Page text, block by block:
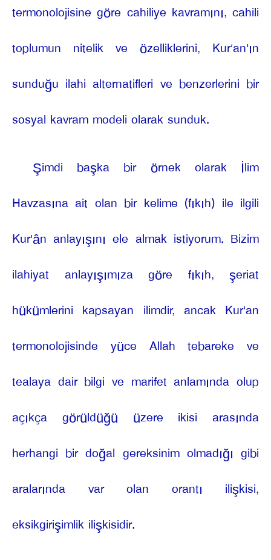
termonolojisine göre cahiliye kavramını, cahili
toplumun nitelik ve özelliklerini, Kur’an'ın
sunduğu ilahi alternatifleri ve benzerlerini bir
sosyal kavram modeli olarak sunduk.
Şimdi başka bir örnek olarak İlim
Havzasına ait olan bir kelime (fıkıh) ile ilgili
Kur'ân anlayışını ele almak istiyorum. Bizim
ilahiyat anlayışımıza göre fıkıh, şeriat
hükümlerini kapsayan ilimdir, ancak Kur'an
termonolojisinde yüce Allah tebareke ve
tealaya dair bilgi ve marifet anlamında olup
açıkça görüldüğü üzere ikisi arasında
herhangi bir doğal gereksinim olmadığı gibi
aralarında var olan orantı ilişkisi,
eksikgirişimlik ilişkisidir.